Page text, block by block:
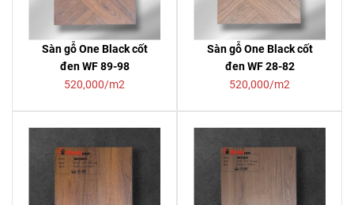
Sàn gỗ One Black cốt
đen WF 89-98
520,000/m2
Sàn gỗ One Black cốt
đen WF 28-82
520,000/m2